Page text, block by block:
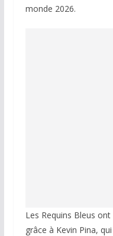
monde 2026.
Les Requins Bleus
grâce à Kevin Pina,